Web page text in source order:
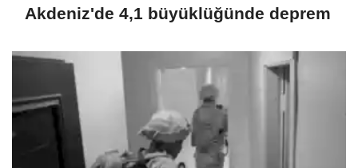
Akdeniz'de 4,1 büyüklüğünde deprem